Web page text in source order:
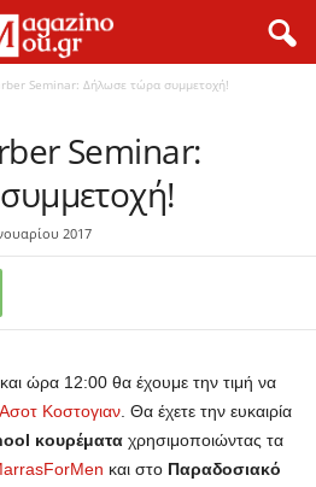
Seminar: Δήλωσε τώρα συμμετοχή!
Seminar:
2017
ώρα 12:00 θα έχουμε την τιμή να
Ασοτ Κοστογιαν . Θα έχετε την ευκαιρία
κουρέματα χρησιμοποιώντας τα
και στο Παραδοσιακό